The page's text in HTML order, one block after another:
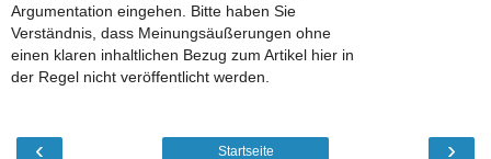
Argumentation eingehen. Bitte haben Sie
Verständnis, dass Meinungsäußerungen ohne
einen klaren inhaltlichen Bezug zum Artikel hier in
der Regel nicht veröffentlicht werden.
‹ ›
Startseite